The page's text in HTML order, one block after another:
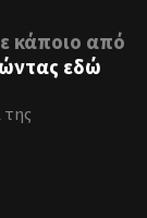
κάποιο από
εδώ